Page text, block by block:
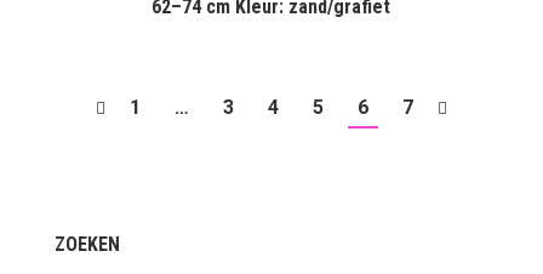
62–74 cm Kleur: zand/grafiet
1 … 3 4 5 6 7
ZOEKEN